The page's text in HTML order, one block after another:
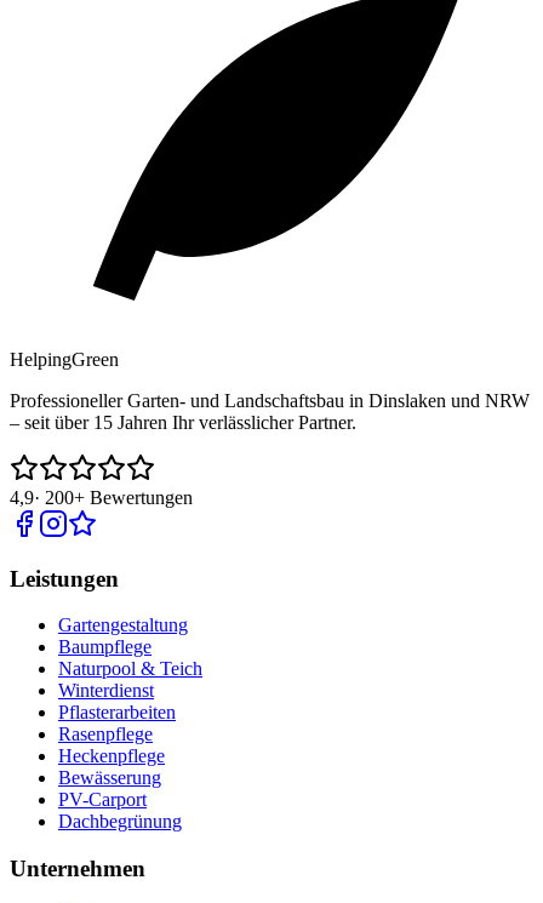
HelpingGreen
Professioneller Garten- und Landschaftsbau in Dinslaken und NRW
– seit über 15 Jahren Ihr verlässlicher Partner.
4,9· 200+ Bewertungen
Leistungen
Gartengestaltung
Baumpflege
Naturpool & Teich
Winterdienst
Pflasterarbeiten
Rasenpflege
Heckenpflege
Bewässerung
PV-Carport
Dachbegrünung
Unternehmen